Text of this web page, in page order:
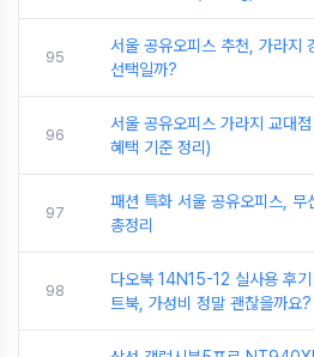
95
서울 공유오피스 추천, 가라지
선택일까?
96
서울 공유오피스 가라지 교대
혜택 기준 정리)
97
패션 특화 서울 공유오피스, 무
총정리
98
다오북 14N15-12 실사용 후
트북, 가성비 정말 괜찮을까요?